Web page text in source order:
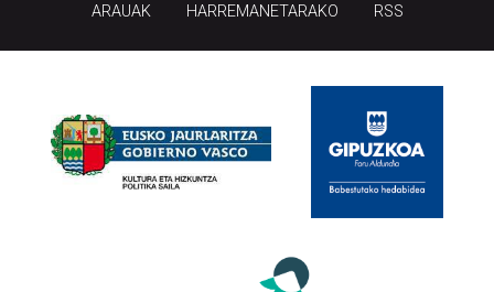
ARAUAK HARREMANETARAKO RSS